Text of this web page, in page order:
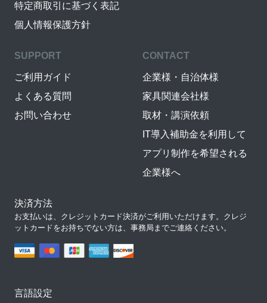
特定商取引に基づく表記
個人情報保護方針
SUPPORT
ご利用ガイド
よくある質問
お問い合わせ
CONTACT
企業様・自治体様
家具関連会社様
取材・講演依頼
IT導入補助金を利用して
アプリ制作を希望される
企業様へ
決済方法
お支払いは、クレジットカード決済がご利用いただけます。クレジ
ットカードをお持ちでない方は、事務局までご連絡ください。
言語設定